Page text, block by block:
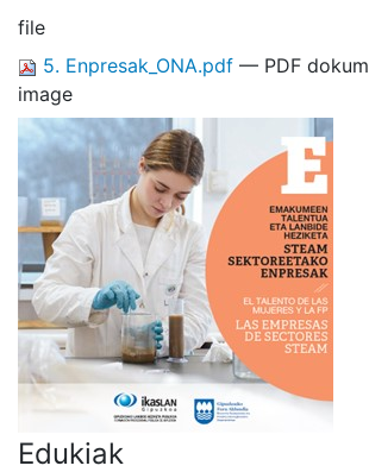
file
5. Enpresak_ONA.pdf — PDF
image
Edukiak